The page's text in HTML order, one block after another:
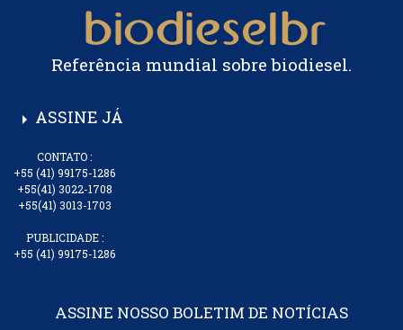
Referência mundial sobre biodiesel.
arrow_right ASSINE JÁ
CONTATO :
+55 (41) 99175-1286
+55(41) 3022-1708
+55(41) 3013-1703
PUBLICIDADE :
+55 (41) 99175-1286
ASSINE NOSSO BOLETIM DE NOTÍCIAS